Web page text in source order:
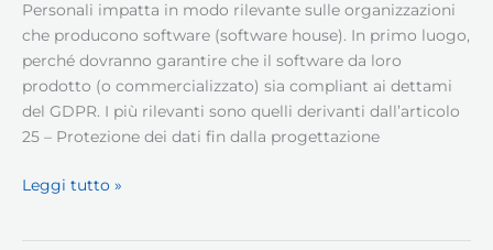
Personali impatta in modo rilevante sulle organizzazioni
che producono software (software house). In primo luogo,
perché dovranno garantire che il software da loro
prodotto (o commercializzato) sia compliant ai dettami
del GDPR. I più rilevanti sono quelli derivanti dall’articolo
25 – Protezione dei dati fin dalla progettazione
GDPR
Leggi tutto »